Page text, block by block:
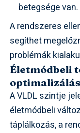
betegsége van.
A rendszeres
segíthet
problémák
Életmódbeli
A VLDL szintje
életmódbeli
táplálkozás, a